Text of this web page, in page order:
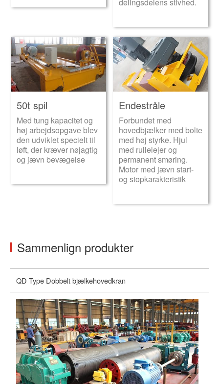
delingsdelens stivhed.
50t spil
Med tung kapacitet og
høj arbejdsopgave blev
den udviklet specielt til
løft, der kræver nøjagtig
og jævn bevægelse
Endestråle
Forbundet med
hovedbjælker med bolte
med høj styrke. Hjul
med rullelejer og
permanent smøring.
Motor med jævn start-
og stopkarakteristik
Sammenlign produkter
QD Type Dobbelt bjælkehovedkran